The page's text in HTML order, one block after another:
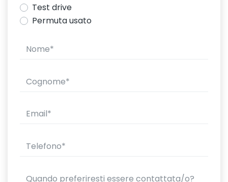
Test drive
Permuta usato